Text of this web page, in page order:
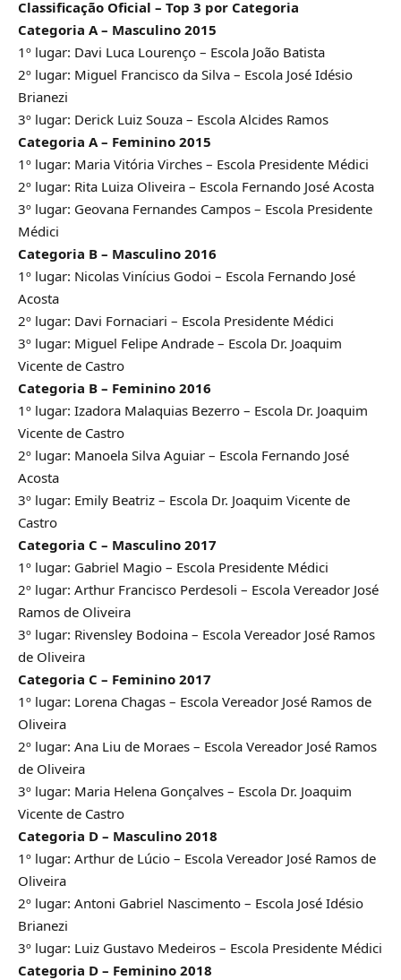
Classificação Oficial – Top 3 por Categoria
Categoria A – Masculino 2015
1º lugar: Davi Luca Lourenço – Escola João Batista
2º lugar: Miguel Francisco da Silva – Escola José Idésio
Brianezi
3º lugar: Derick Luiz Souza – Escola Alcides Ramos
Categoria A – Feminino 2015
1º lugar: Maria Vitória Virches – Escola Presidente Médici
2º lugar: Rita Luiza Oliveira – Escola Fernando José Acosta
3º lugar: Geovana Fernandes Campos – Escola Presidente
Médici
Categoria B – Masculino 2016
1º lugar: Nicolas Vinícius Godoi – Escola Fernando José
Acosta
2º lugar: Davi Fornaciari – Escola Presidente Médici
3º lugar: Miguel Felipe Andrade – Escola Dr. Joaquim
Vicente de Castro
Categoria B – Feminino 2016
1º lugar: Izadora Malaquias Bezerro – Escola Dr. Joaquim
Vicente de Castro
2º lugar: Manoela Silva Aguiar – Escola Fernando José
Acosta
3º lugar: Emily Beatriz – Escola Dr. Joaquim Vicente de
Castro
Categoria C – Masculino 2017
1º lugar: Gabriel Magio – Escola Presidente Médici
2º lugar: Arthur Francisco Perdesoli – Escola Vereador José
Ramos de Oliveira
3º lugar: Rivensley Bodoina – Escola Vereador José Ramos
de Oliveira
Categoria C – Feminino 2017
1º lugar: Lorena Chagas – Escola Vereador José Ramos de
Oliveira
2º lugar: Ana Liu de Moraes – Escola Vereador José Ramos
de Oliveira
3º lugar: Maria Helena Gonçalves – Escola Dr. Joaquim
Vicente de Castro
Categoria D – Masculino 2018
1º lugar: Arthur de Lúcio – Escola Vereador José Ramos de
Oliveira
2º lugar: Antoni Gabriel Nascimento – Escola José Idésio
Brianezi
3º lugar: Luiz Gustavo Medeiros – Escola Presidente Médici
Categoria D – Feminino 2018